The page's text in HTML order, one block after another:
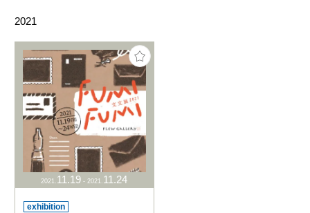
2021
2021. 11 .19 -2021. 11 .24
exhibition